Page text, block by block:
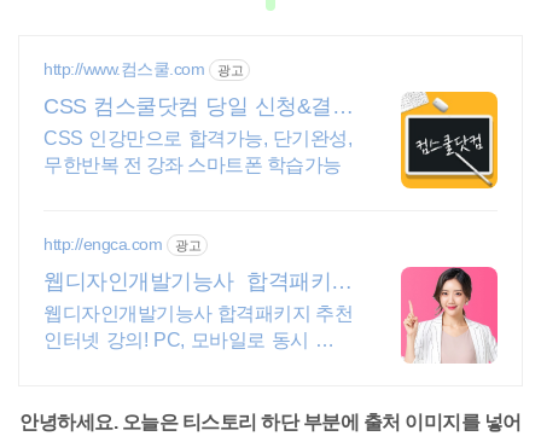
http://www.컴스쿨.com 광고
CSS 컴스쿨닷컴 당일 신청&결제
시 기프티콘!
CSS 인강만으로 합격가능, 단기완성,
무한반복 전 강좌 스마트폰 학습가능
http://engca.com 광고
웹디자인개발기능사 합격패키지
PC/스마트폰 동영상강의
웹디자인개발기능사 합격패키지 추천
인터넷 강의! PC, 모바일로 동시 수강
안녕하세요. 오늘은 티스토리 하단 부분에 출처 이미지를 넣어